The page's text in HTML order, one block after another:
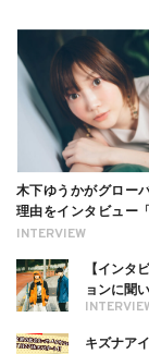
INTERVIEW
木下ゆうかがグロー
理由をインタビュー
る幸せを伝えたい」
【インタ
ョンに聞
キズナア